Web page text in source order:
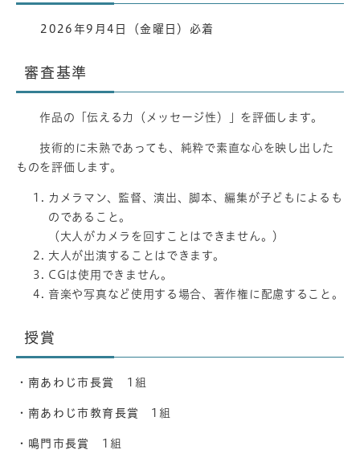
2026年9月4日（金曜日）必着
審査基準
作品の「伝える力（メッセージ性）」を評価します。
技術的に未熟であっても、純粋で素直な心を映し出した
ものを評価します。
カメラマン、監督、演出、脚本、編集が子どもによるも
のであること。
（大人がカメラを回すことはできません。）
大人が出演することはできます。
CGは使用できません。
音楽や写真など使用する場合、著作権に配慮すること。
授賞
・ 南あわじ市長賞 1組
・ 南あわじ市教育長賞 1組
・ 鳴門市長賞 1組